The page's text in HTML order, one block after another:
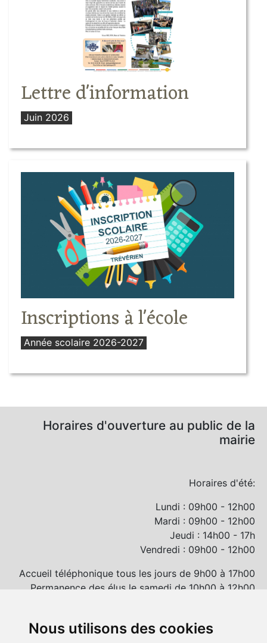
Nous utilisons des cookies
Lettre d'information
Juin 2026
Inscriptions à l'école
Année scolaire 2026-2027
Horaires d'ouverture au public de la
mairie
Horaires d'été:
Lundi : 09h00 - 12h00
Mardi : 09h00 - 12h00
Jeudi : 14h00 - 17h
Vendredi : 09h00 - 12h00
Accueil téléphonique tous les jours de 9h00 à 17h00
Permanence des élus le samedi de 10h00 à 12h00